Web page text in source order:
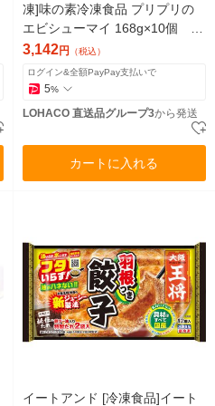
凍]味の素冷凍食品 プリプリの
エビシューマイ 168g×10個 1
箱（168g×10袋）（直送品）
3,142円 （税込）
ログイン&全額PayPay支払いで
5%
LOHACO 直送品グループ3から発送
カートに入れる
イートアンド [冷凍食品]イート